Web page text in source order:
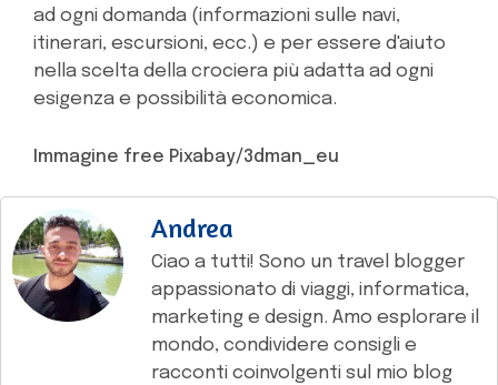
ad ogni domanda (informazioni sulle navi,
itinerari, escursioni, ecc.) e per essere d'aiuto
nella scelta della crociera più adatta ad ogni
esigenza e possibilità economica.
Immagine free Pixabay/3dman_eu
Andrea
Ciao a tutti! Sono un travel blogger
appassionato di viaggi, informatica,
marketing e design. Amo esplorare il
mondo, condividere consigli e
racconti coinvolgenti sul mio blog